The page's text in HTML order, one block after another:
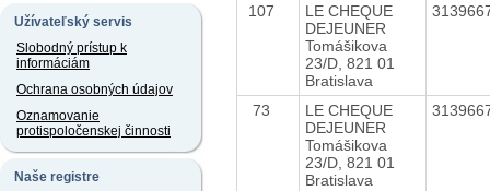
Užívateľský servis
Slobodný prístup k
informáciám
Ochrana osobných údajov
Oznamovanie
protispoločenskej činnosti
Naše registre
107
LE CHEQUE
DEJEUNER
Tomášikova
23/D, 821 01
Bratislava
73
LE CHEQUE
DEJEUNER
Tomášikova
23/D, 821 01
Bratislava